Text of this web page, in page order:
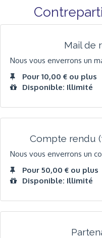
Mail de
Nous vous enverrons un
Pour 10,00 € ou plus
Disponible: Illimité
Compte rendu
Nous vous enverrons un
Pour 50,00 € ou plus
Disponible: Illimité